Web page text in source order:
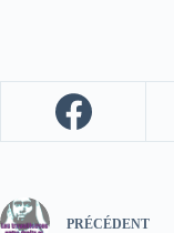
PRÉCÉDENT